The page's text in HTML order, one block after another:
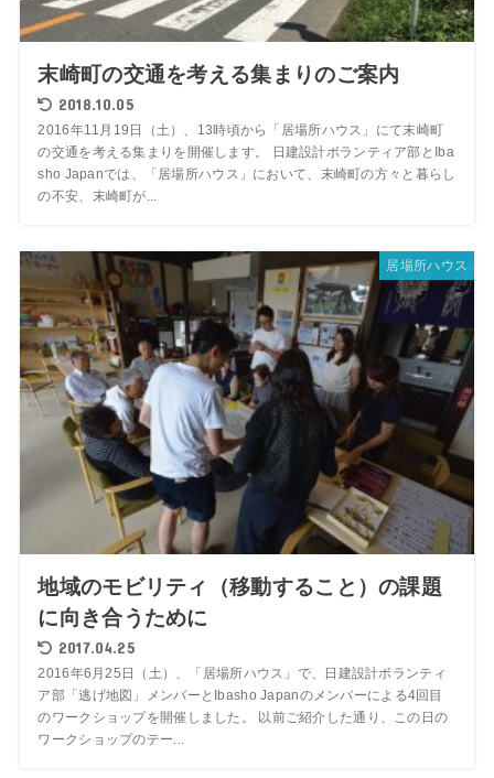
末崎町の交通を考える集まりのご案内
2018.10.05
2016年11月19日（土）、13時頃から「居場所ハウス」にて末崎町
の交通を考える集まりを開催します。 日建設計ボランティア部とIba
sho Japanでは、「居場所ハウス」において、末崎町の方々と暮らし
の不安、末崎町が...
居場所ハウス
地域のモビリティ（移動すること）の課題
に向き合うために
2017.04.25
2016年6月25日（土）、「居場所ハウス」で、日建設計ボランティ
ア部「逃げ地図」メンバーとIbasho Japanのメンバーによる4回目
のワークショップを開催しました。 以前ご紹介した通り、この日の
ワークショップのテー...